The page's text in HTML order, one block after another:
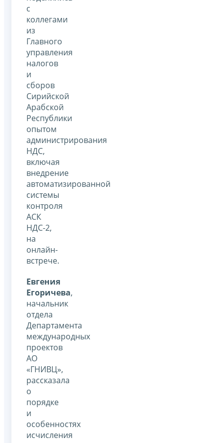
с
коллегами
из
Главного
управления
налогов
и
сборов
Сирийской
Арабской
Республики
опытом
администрирования
НДС,
включая
внедрение
автоматизированной
системы
контроля
АСК
НДС-2,
на
онлайн-
встрече.
Евгения
Егоричева,
начальник
отдела
Департамента
международных
проектов
АО
«ГНИВЦ»,
рассказала
о
порядке
и
особенностях
исчисления